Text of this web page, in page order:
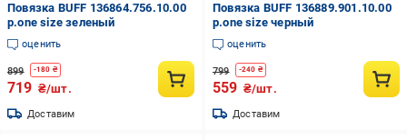
Повязка BUFF 136864.756.10.00
р.one size зеленый
оценить
899 -180 ₴
719 ₴/шт.
Доставим
Повязка BUFF 136889.901.10.00
р.one size черный
оценить
799 -240 ₴
559 ₴/шт.
Доставим